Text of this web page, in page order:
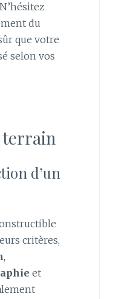
du
que votre
selon vos
d’un
critères,
,
et